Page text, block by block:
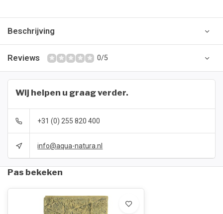
Beschrijving
Reviews 0/5
Wij helpen u graag verder.
+31 (0) 255 820 400
info@aqua-natura.nl
Pas bekeken